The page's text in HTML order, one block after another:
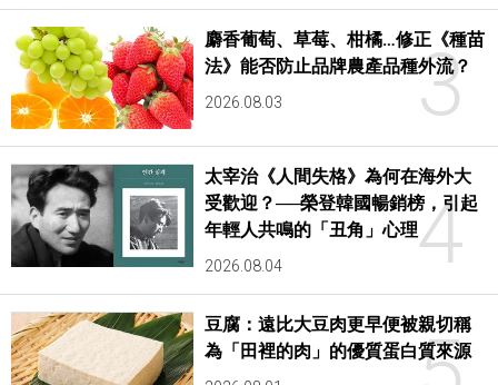
3
麝香葡萄、草莓、柑橘…修正《種苗
法》能否防止品牌農產品種外流？
2026.08.03
4
太宰治《人間失格》為何在海外大
受歡迎？──榮登韓國暢銷榜，引起
年輕人共鳴的「丑角」心理
2026.08.04
豆腐：遠比大豆肉更早便被親切稱
為「田裡的肉」的優質蛋白質來源